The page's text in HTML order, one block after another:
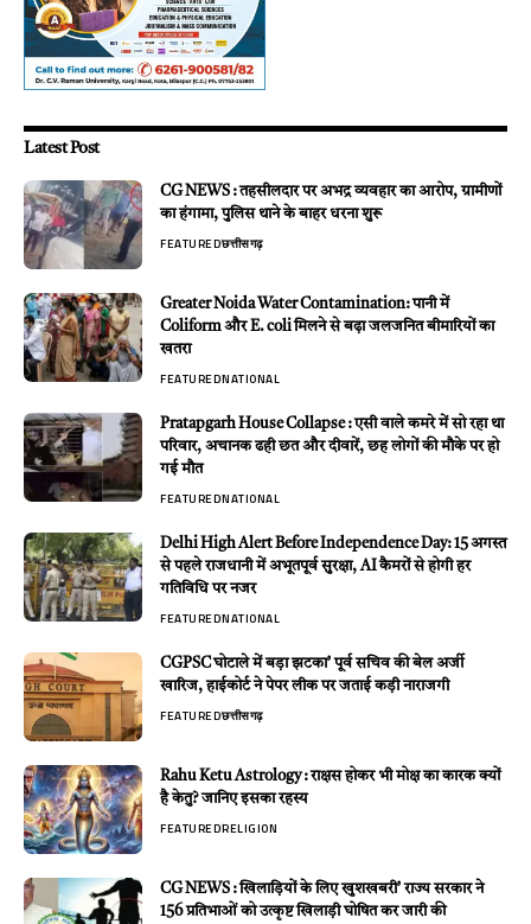
Latest Post
CG NEWS : तहसीलदार पर अभद्र व्यवहार का आरोप, ग्रामीणों
का हंगामा, पुलिस थाने के बाहर धरना शुरू
FEATUREDछत्तीसगढ़
Greater Noida Water Contamination: पानी में
Coliform और E. coli मिलने से बढ़ा जलजनित बीमारियों का
खतरा
FEATUREDNATIONAL
Pratapgarh House Collapse : एसी वाले कमरे में सो रहा था
परिवार, अचानक ढही छत और दीवारें, छह लोगों की मौके पर हो
गई मौत
FEATUREDNATIONAL
Delhi High Alert Before Independence Day: 15 अगस्त
से पहले राजधानी में अभूतपूर्व सुरक्षा, AI कैमरों से होगी हर
गतिविधि पर नजर
FEATUREDNATIONAL
CGPSC घोटाले में बड़ा झटका’ पूर्व सचिव की बेल अर्जी
खारिज, हाईकोर्ट ने पेपर लीक पर जताई कड़ी नाराजगी
FEATUREDछत्तीसगढ़
Rahu Ketu Astrology : राक्षस होकर भी मोक्ष का कारक क्यों
है केतु? जानिए इसका रहस्य
FEATUREDRELIGION
CG NEWS : खिलाड़ियों के लिए खुशखबरी’ राज्य सरकार ने
156 प्रतिभाओं को उत्कृष्ट खिलाड़ी घोषित कर जारी की